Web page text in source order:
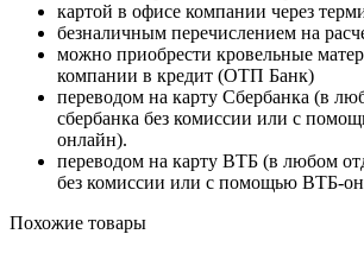
картой в офисе компании через
безналичным перечислением на
можно приобрести кровельные
компании в кредит (ОТП Банк)
переводом на карту Сбербанка (в
сбербанка без комиссии или с
онлайн).
переводом на карту ВТБ (в любом
без комиссии или с помощью ВТБ-
Похожие товары